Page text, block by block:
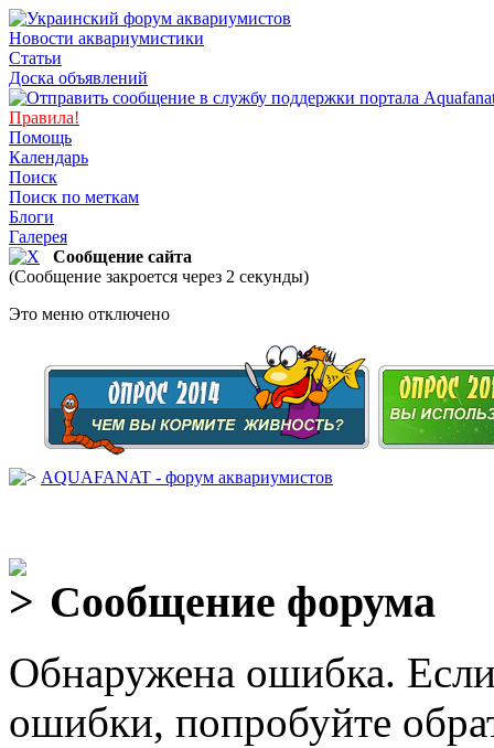
Новости аквариумистики
Статьи
Доска объявлений
Правила!
Помощь
Календарь
Поиск
Поиск по меткам
Блоги
Галерея
Сообщение сайта
(Сообщение закроется через 2 секунды)
Это меню отключено
AQUAFANAT - форум аквариумистов
Сообщение форума
Обнаружена ошибка.
ошибки, попробуйте